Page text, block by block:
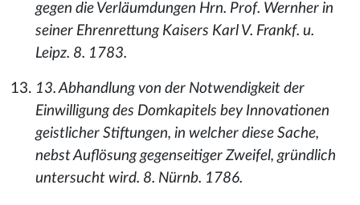
gegen die Verläumdungen Hrn. Prof. Wernher in
seiner Ehrenrettung Kaisers Karl V. Frankf. u.
Leipz. 8. 1783.
13. Abhandlung von der Notwendigkeit der
Einwilligung des Domkapitels bey Innovationen
geistlicher Stiftungen, in welcher diese Sache,
nebst Auflösung gegenseitiger Zweifel, gründlich
untersucht wird. 8. Nürnb. 1786.